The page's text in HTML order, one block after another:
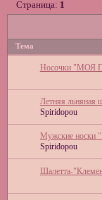
Страница: 1
Тема
Носочки "МОЯ
Летняя
Spiridopou
Мужские носки
Spiridopou
Шалетта-